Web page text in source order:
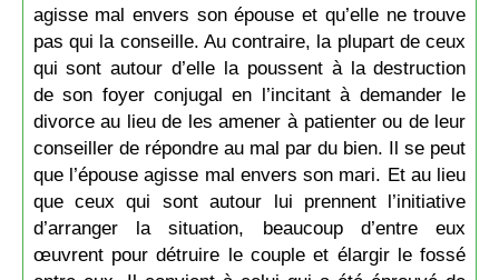
agisse mal envers son épouse et qu’elle ne trouve
pas qui la conseille. Au contraire, la plupart de ceux
qui sont autour d’elle la poussent à la destruction
de son foyer conjugal en l’incitant à demander le
divorce au lieu de les amener à patienter ou de leur
conseiller de répondre au mal par du bien. Il se peut
que l’épouse agisse mal envers son mari. Et au lieu
que ceux qui sont autour lui prennent l’initiative
d’arranger la situation, beaucoup d’entre eux
œuvrent pour détruire le couple et élargir le fossé